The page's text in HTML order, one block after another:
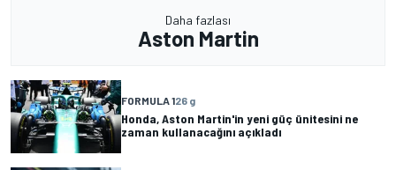
Daha fazlası
Aston Martin
FORMULA 126 g
Honda, Aston Martin'in yeni güç ünitesini ne
zaman kullanacağını açıkladı